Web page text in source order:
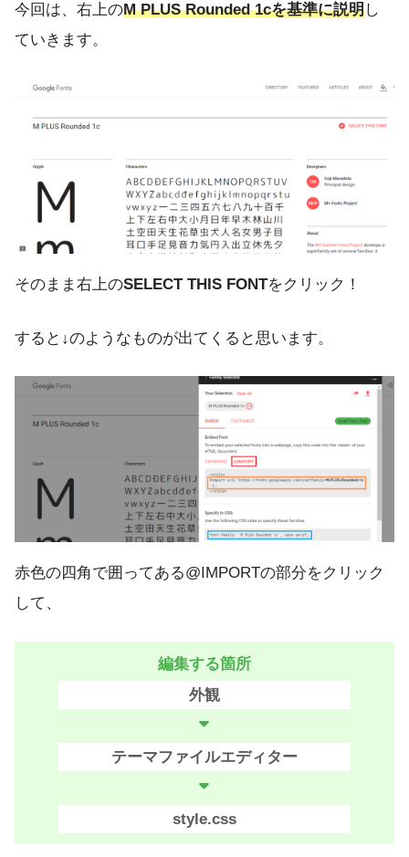
今回は、右上のM PLUS Rounded 1cを基準に説明し
ていきます。
そのまま右上のSELECT THIS FONTをクリック！
すると↓のようなものが出てくると思います。
赤色の四角で囲ってある@IMPORTの部分をクリック
して、
編集する箇所
外観
テーマファイルエディター
style.css